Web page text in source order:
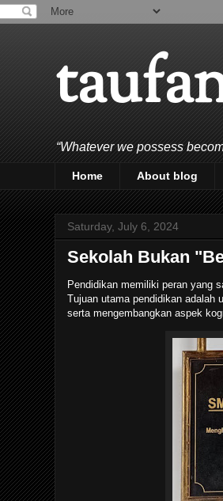
“Whatever we possess
Home About blog
Saturday, July 6, 2024
Sekolah Bukan
Pendidikan memiliki peran yang
Tujuan utama pendidikan adalah
serta mengembangkan aspek